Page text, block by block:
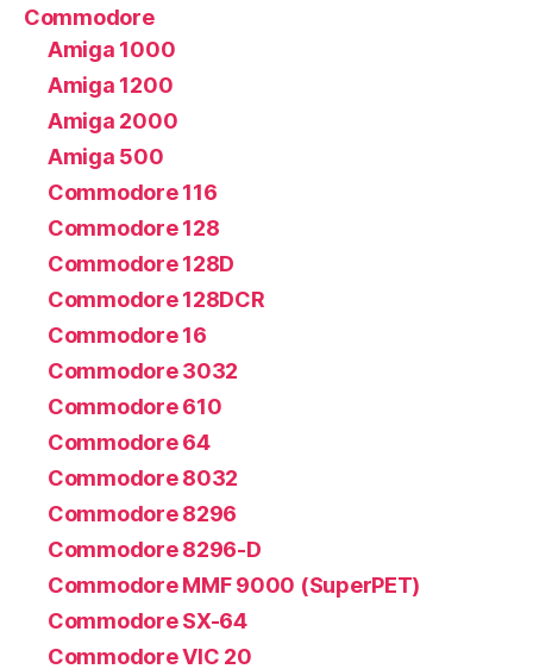
Commodore
Amiga 1000
Amiga 1200
Amiga 2000
Amiga 500
Commodore 116
Commodore 128
Commodore 128D
Commodore 128DCR
Commodore 16
Commodore 3032
Commodore 610
Commodore 64
Commodore 8032
Commodore 8296
Commodore 8296-D
Commodore MMF 9000 (SuperPET)
Commodore SX-64
Commodore VIC 20